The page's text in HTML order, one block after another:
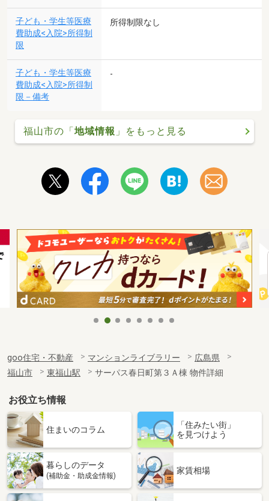
子ども・学生等医療
費助成<入院>所得制
限
所得制限なし
子ども・学生等医療
費助成<入院>所得制
限－備考
-
福山市の「地域情報 」をもっと見る
goo住宅・不動産 マンションライブラリー
広島県
福山市
東福山駅 サーパス春日町第３Ａ棟 物件詳細
お役立ち情報
住まいのコラム
「住みたい街」
を見つけよう
暮らしのデータ
(補助金・助成金情報)
家賃相場